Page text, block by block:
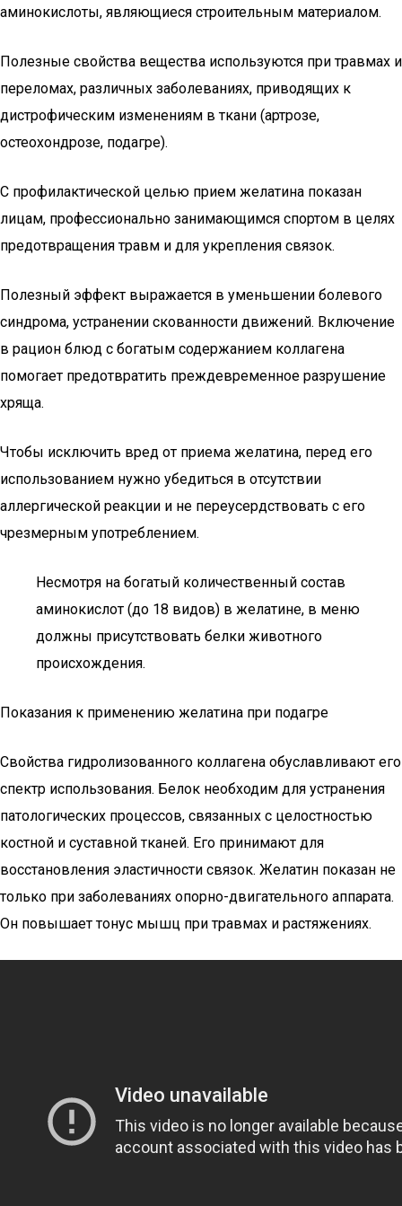
аминокислоты, являющиеся строительным материалом.
Полезные свойства вещества используются при травмах и
переломах, различных заболеваниях, приводящих к
дистрофическим изменениям в ткани (артрозе,
остеохондрозе, подагре).
С профилактической целью прием желатина показан
лицам, профессионально занимающимся спортом в целях
предотвращения травм и для укрепления связок.
Полезный эффект выражается в уменьшении болевого
синдрома, устранении скованности движений. Включение
в рацион блюд с богатым содержанием коллагена
помогает предотвратить преждевременное разрушение
хряща.
Чтобы исключить вред от приема желатина, перед его
использованием нужно убедиться в отсутствии
аллергической реакции и не переусердствовать с его
чрезмерным употреблением.
Несмотря на богатый количественный состав
аминокислот (до 18 видов) в желатине, в меню
должны присутствовать белки животного
происхождения.
Показания к применению желатина при подагре
Свойства гидролизованного коллагена обуславливают его
спектр использования. Белок необходим для устранения
патологических процессов, связанных с целостностью
костной и суставной тканей. Его принимают для
восстановления эластичности связок. Желатин показан не
только при заболеваниях опорно-двигательного аппарата.
Он повышает тонус мышц при травмах и растяжениях.